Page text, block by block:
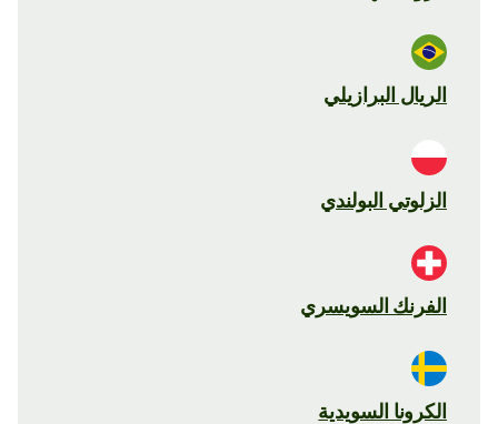
الريال البرازيلي
الزلوتي البولندي
الفرنك السويسري
الكرونا السويدية